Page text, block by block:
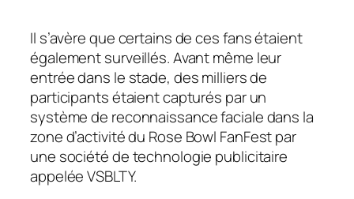
Il s’avère que certains de ces fans étaient
également surveillés. Avant même leur
entrée dans le stade, des milliers de
participants étaient capturés par un
système de reconnaissance faciale dans la
zone d’activité du Rose Bowl FanFest par
une société de technologie publicitaire
appelée VSBLTY.